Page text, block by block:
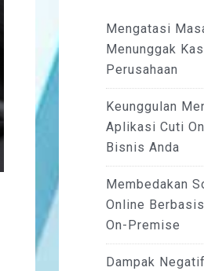
Mengatasi
Menunggak
Perusahaan
Keunggulan
Aplikasi Cuti
Bisnis Anda
Membedakan
Online
On-Premise
Dampak